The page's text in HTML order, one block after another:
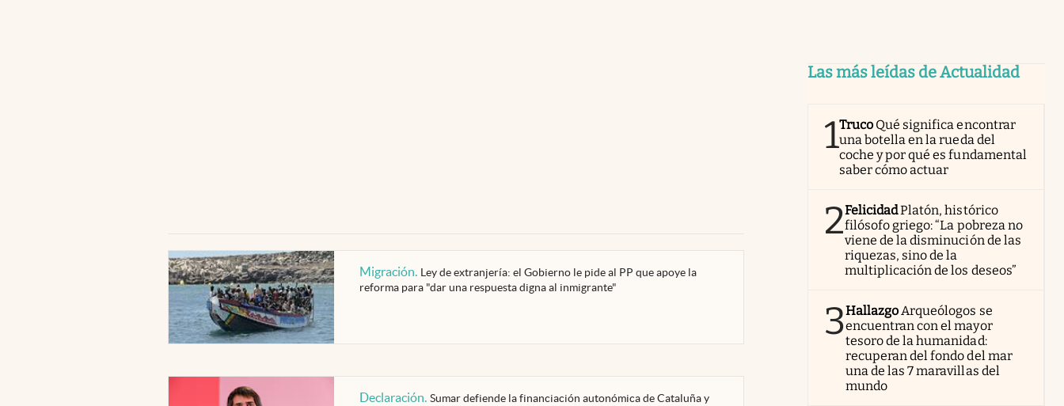
Migración. Ley de extranjería: el Gobierno le pide al PP que apoye la
reforma para "dar una respuesta digna al inmigrante"
abre en nueva pestaña
Declaración. Sumar defiende la financiación autonómica de Cataluña y
abre en nueva pestaña
Las más leídas de Actualidad
1Truco Qué significa encontrar
una botella en la rueda del
coche y por qué es fundamental
saber cómo actuar
2FelicidadPlatón, histórico
filósofo griego: “La pobreza no
viene de la disminución de las
riquezas, sino de la
multiplicación de los deseos”
3HallazgoArqueólogos se
encuentran con el mayor
tesoro de la humanidad:
recuperan del fondo del mar
una de las 7 maravillas del
mundo